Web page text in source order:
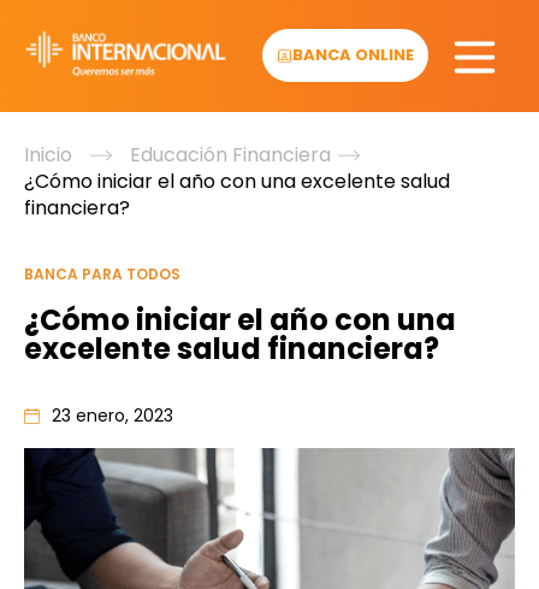
content
BANCA ONLINE
Inicio
Educación Financiera
¿Cómo iniciar el año con una excelente salud
financiera?
BANCA PARA TODOS
¿Cómo iniciar el año con una
excelente salud financiera?
23 enero, 2023